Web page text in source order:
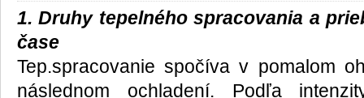
1. Druhy tepelného spracovania a
čase
Tep.spracovanie spočíva v pomalom
následnom ochladení. Podľa